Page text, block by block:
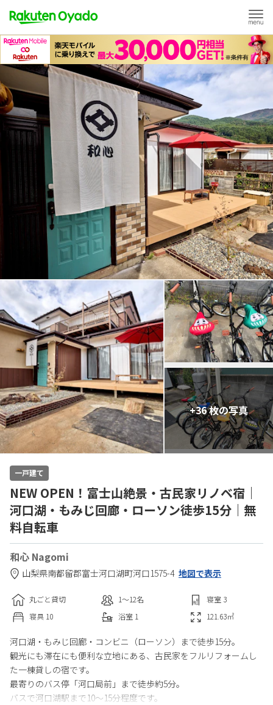
+36 枚の写真
一戸建て
NEW OPEN！富士山絶景・古民家リノベ宿｜
河口湖・もみじ回廊・ローソン徒歩15分｜無
料自転車
和心 Nagomi
山梨県南都留郡富士河口湖町河口1575-4 地図で表示
丸ごと貸切 1〜12名 寝室 3
寝具 10 浴室 1 121.63㎡
河口湖・もみじ回廊・コンビニ（ローソン）まで徒歩15分。
観光にも滞在にも便利な立地にある、古民家をフルリフォームし
た一棟貸しの宿です。
最寄りのバス停「河口局前」まで徒歩約5分。
バスで河口湖駅まで10～15分程度です。